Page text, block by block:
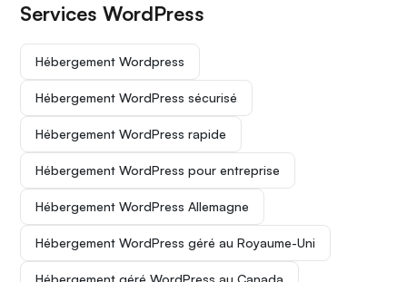
Services WordPress
Hébergement Wordpress
Hébergement WordPress sécurisé
Hébergement WordPress rapide
Hébergement WordPress pour entreprise
Hébergement WordPress Allemagne
Hébergement WordPress géré au Royaume-Uni
Hébergement géré WordPress au Canada